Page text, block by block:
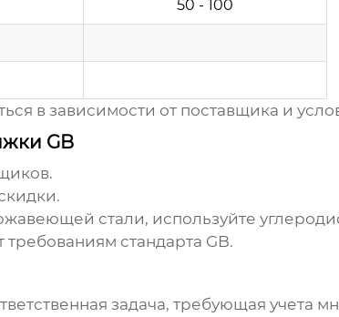
50 - 100
в зависимости от поставщика и
GB
стали, используйте
требованиям стандарта GB.
задача, требующая учета